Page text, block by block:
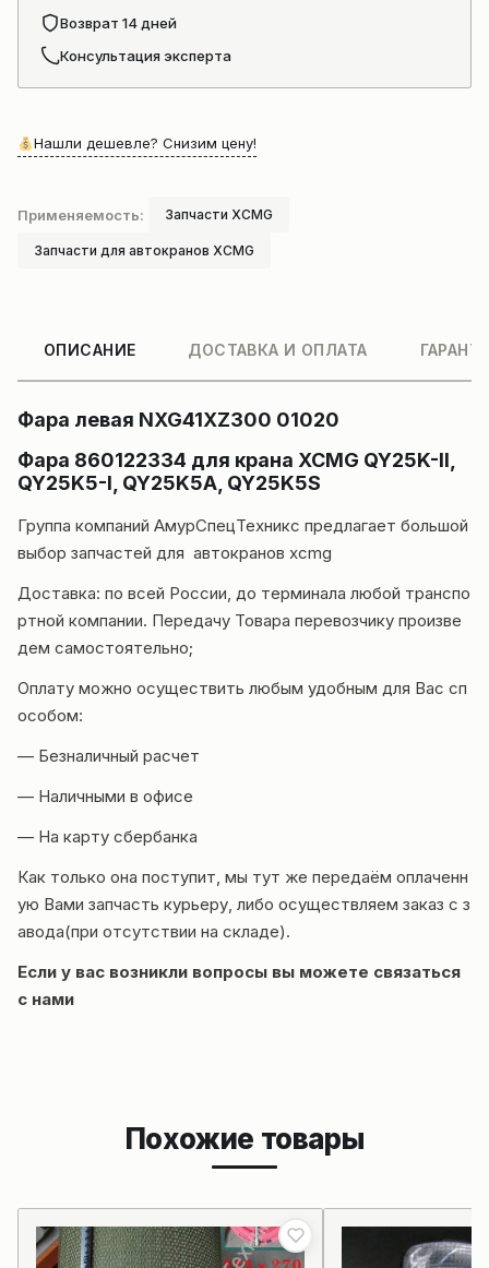
Возврат 14 дней
Консультация эксперта
Нашли дешевле? Снизим цену!
Применяемость: Запчасти XCMG
Запчасти для автокранов XCMG
ОПИСАНИЕ ДОСТАВКА И ОПЛАТА
Фара левая NXG41XZ300 01020
Фара 860122334 для крана XCMG QY25K-II,
QY25K5-I, QY25K5A, QY25K5S
Группа компаний АмурСпецТехникс предлагает большой
выбор запчастей для автокранов xcmg
Доставка: по всей России, до терминала любой транспо
ртной компании. Передачу Товара перевозчику произве
дем самостоятельно;
Оплату можно осуществить любым удобным для Вас сп
особом:
— Безналичный расчет
— Наличными в офисе
— На карту сбербанка
Как только она поступит, мы тут же передаём оплаченн
ую Вами запчасть курьеру, либо осуществляем заказ с з
авода(при отсутствии на складе).
Если у вас возникли вопросы вы можете связаться
с нами
Похожие товары